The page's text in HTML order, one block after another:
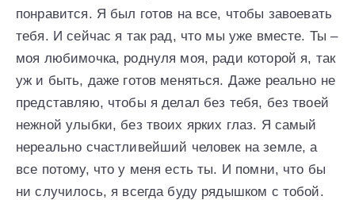
понравится. Я был готов на все, чтобы завоевать
тебя. И сейчас я так рад, что мы уже вместе. Ты –
моя любимочка, роднуля моя, ради которой я, так
уж и быть, даже готов меняться. Даже реально не
представляю, чтобы я делал без тебя, без твоей
нежной улыбки, без твоих ярких глаз. Я самый
нереально счастливейший человек на земле, а
все потому, что у меня есть ты. И помни, что бы
ни случилось, я всегда буду рядышком с тобой.